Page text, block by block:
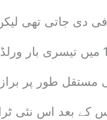
دی جاتی تھی
برازیل نے 1970 میں تیسری
مستقل طور پر
کے بعد اس نئی